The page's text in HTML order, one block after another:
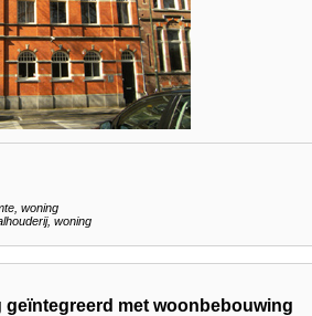
woning
woning
geïntegreerd met woonbebouwing